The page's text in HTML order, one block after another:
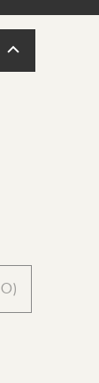
Filtrera
0)